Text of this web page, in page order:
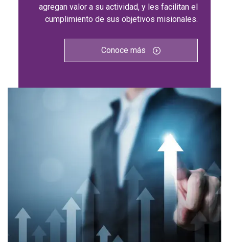
agregan valor a su actividad, y les facilitan el
cumplimiento de sus objetivos misionales.
Conoce más